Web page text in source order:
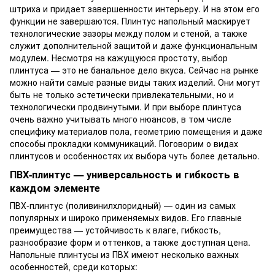
штриха и придает завершенности интерьеру. И на этом его
функции не завершаются. Плинтус напольный маскирует
технологические зазоры между полом и стеной, а также
служит дополнительной защитой и даже функциональным
модулем. Несмотря на кажущуюся простоту, выбор
плинтуса — это не банальное дело вкуса. Сейчас на рынке
можно найти самые разные виды таких изделий. Они могут
быть не только эстетически привлекательными, но и
технологически продвинутыми. И при выборе плинтуса
очень важно учитывать много нюансов, в том числе
специфику материалов пола, геометрию помещения и даже
способы прокладки коммуникаций. Поговорим о видах
плинтусов и особенностях их выбора чуть более детально.
ПВХ-плинтус — универсальность и гибкость в
каждом элементе
ПВХ-плинтус (поливинилхлоридный) — один из самых
популярных и широко применяемых видов. Его главные
преимущества — устойчивость к влаге, гибкость,
разнообразие форм и оттенков, а также доступная цена.
Напольные плинтусы из ПВХ имеют несколько важных
особенностей, среди которых: